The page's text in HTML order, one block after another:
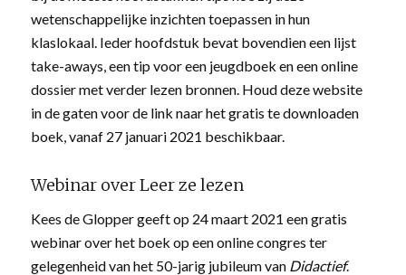
wetenschappelijke inzichten toepassen in hun
klaslokaal. Ieder hoofdstuk bevat bovendien een lijst
take-aways, een tip voor een jeugdboek en een online
dossier met verder lezen bronnen. Houd deze website
in de gaten voor de link naar het gratis te downloaden
boek, vanaf 27 januari 2021 beschikbaar.
Webinar over Leer ze lezen
Kees de Glopper geeft op 24 maart 2021 een gratis
webinar over het boek op een online congres ter
gelegenheid van het 50-jarig jubileum van Didactief.